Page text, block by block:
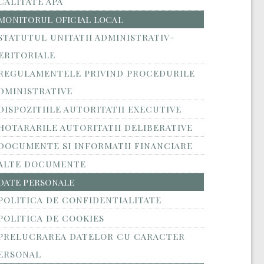
OFICIAL LOCAL
UNITATII ADMINISTRATIV-
PRIVIND PROCEDURILE
AUTORITATII EXECUTIVE
AUTORITATII DELIBERATIVE
SI INFORMATII FINANCIARE
DOCUMENTE
PERSONALE
DE CONFIDENTIALITATE
DE COOKIES
DATELOR CU CARACTER